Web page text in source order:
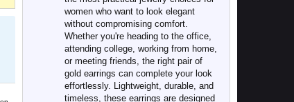
women who want to look elegant
without compromising comfort.
Whether you're heading to the office,
attending college, working from home,
or meeting friends, the right pair of
gold earrings can complete your look
effortlessly. Lightweight, durable, and
timeless, these earrings are designed